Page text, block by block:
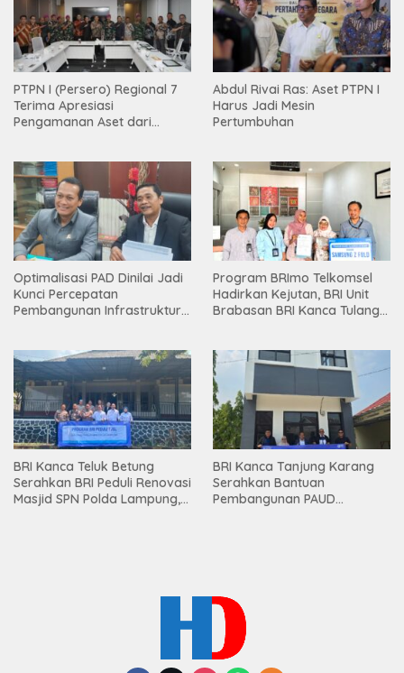
PTPN I (Persero) Regional 7
Terima Apresiasi
Pengamanan Aset dari
Abdul Rivai Ras: Aset PTPN I
Harus Jadi Mesin
Pertumbuhan
Optimalisasi PAD Dinilai Jadi
Kunci Percepatan
Pembangunan Infrastruktur
Program BRImo Telkomsel
Hadirkan Kejutan, BRI Unit
Brabasan BRI Kanca Tulang
Mesuji
BRI Kanca Teluk Betung
Serahkan BRI Peduli Renovasi
Masjid SPN Polda Lampung,
BRI Kanca Tanjung Karang
Serahkan Bantuan
Pembangunan PAUD